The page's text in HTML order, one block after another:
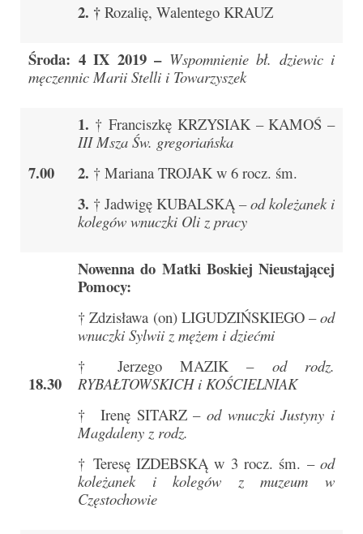
Niedziela Palmowa 29.03.2026
Wielki Czwartek 02.04.2026
Wielki Piątek 03.04.2026
Wielka Sobota 04.04.2026
Godzina Miłosierdzia 12.04.2026
Pożegnanie Ks. Mateusza 29.06.2025
26.06.2025
Niedziela Palmowa 24.03.2024
Wigilia Paschalna 30.03.2024
Galerie 2023
Bierzmowanie 27.11.2023
Odpust 2023
2. † Rozalię, Walentego KRAUZ
Środa: 4 IX 2019 – Wspomnienie bł. dziewic i
męczennic Marii Stelli i Towarzyszek
7.00
1. † Franciszkę KRZYSIAK – KAMOŚ –
III Msza Św. gregoriańska
2. † Mariana TROJAK w 6 rocz. śm.
3. † Jadwigę KUBALSKĄ – od koleżanek i
kolegów wnuczki Oli z pracy
18.30
Nowenna do Matki Boskiej Nieustającej
Pomocy:
† Zdzisława (on) LIGUDZIŃSKIEGO –od
wnuczki Sylwii z mężem i dziećmi
† Jerzego MAZIK – od rodz.
RYBAŁTOWSKICH i KOŚCIELNIAK
† Irenę SITARZ – od wnuczki Justyny i
Magdaleny z rodz.
† Teresę IZDEBSKĄ w 3 rocz. śm. – od
koleżanek i kolegów z muzeum w
Częstochowie